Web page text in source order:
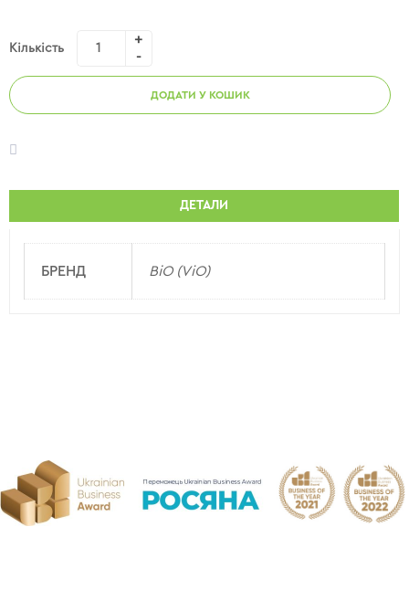
Кількість
ДОДАТИ У КОШИК
ДЕТАЛИ
БРЕНД ВіО (ViO)